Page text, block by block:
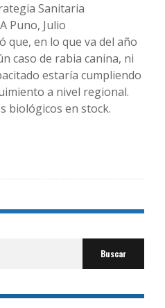
Sanitaria
Puno, Julio
que, en lo que va del año
caso de rabia canina, ni
estaría cumpliendo
a nivel regional.
biológicos en stock.